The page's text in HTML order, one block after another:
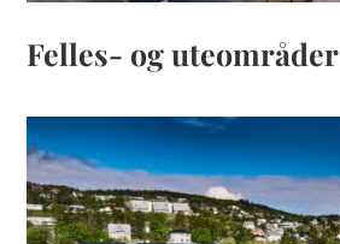
Felles- og uteområder